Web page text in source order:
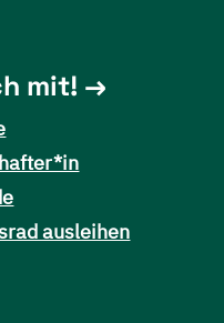
mit!
ausleihen